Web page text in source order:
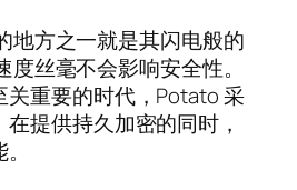
地方之一就是其闪电般的
丝毫不会影响安全性。
关重要的时代，Potato 采
提供持久加密的同时，